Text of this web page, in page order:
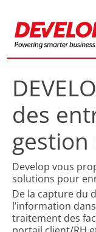
des
gestion
Develop vous
solutions pour
De la capture du
l’information
traitement des